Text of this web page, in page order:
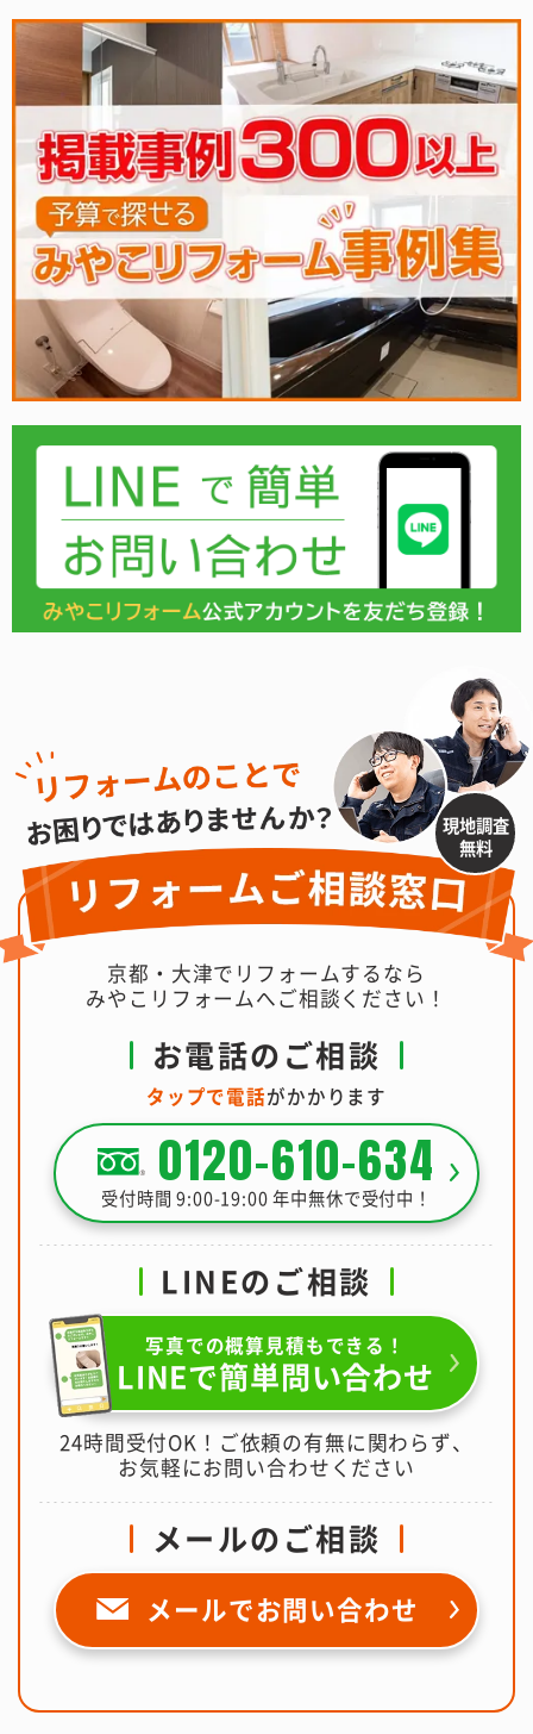
現地調査
無料
京都・大津でリフォームするなら
みやこリフォームへご相談ください！
お電話のご相談
タップで電話がかかります
0120-610-634
受付時間 9:00-19:00 年中無休で受付中！
LINEのご相談
写真での概算見積もできる！
LINEで簡単問い合わせ
24時間受付OK！ご依頼の有無に関わらず、
お気軽にお問い合わせください
メールのご相談
メールでお問い合わせ